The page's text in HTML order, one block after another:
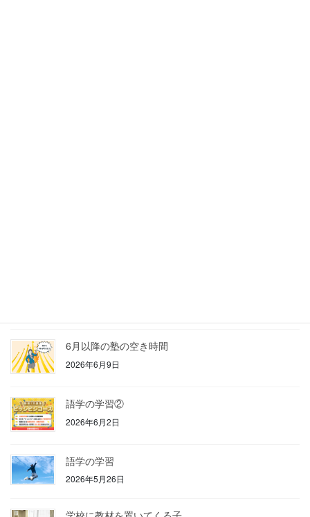
6月以降の塾の空き時間
2026年6月9日
語学の学習②
2026年6月2日
語学の学習
2026年5月26日